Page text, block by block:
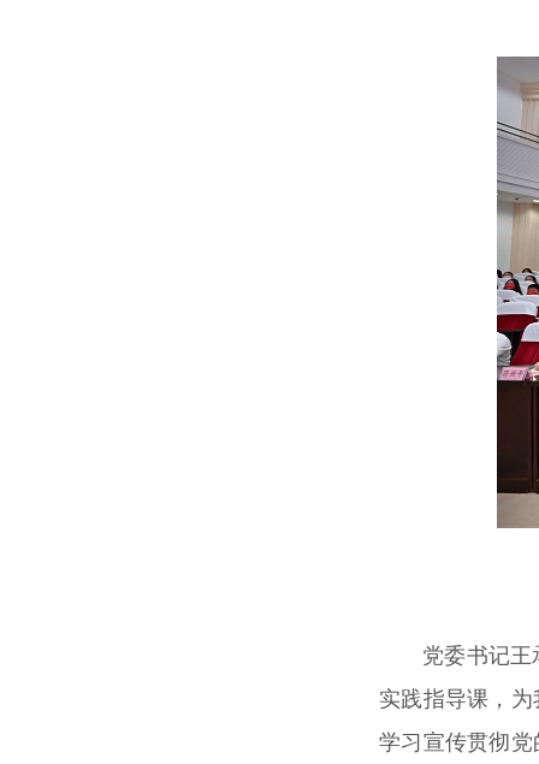
党委书记
实践指导课，
学习宣传贯彻